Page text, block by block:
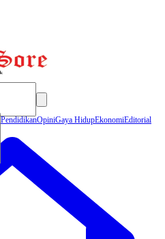
PendidikanOpiniGaya HidupEkonomiEditorial